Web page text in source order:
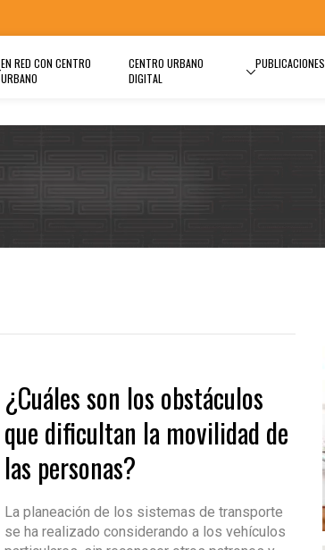
EN RED CON CENTRO
URBANO
CENTRO URBANO
DIGITAL
PUBLICACIONES
¿Cuáles son los obstáculos
que dificultan la movilidad de
las personas?
La planeación de los sistemas de transporte
se ha realizado considerando a los vehículos